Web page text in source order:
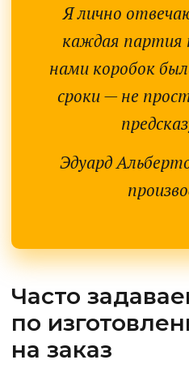
Я лично
каждая партия
нами коробок
сроки — не
Эдуард
Часто
по
на заказ